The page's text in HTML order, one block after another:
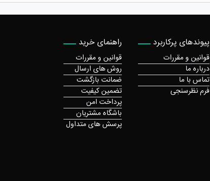
پیوندهای پرکاربرد
قوانین و مقررات
درباره ما
تماس با ما
فرم نظرسنجی
راهنمای خرید
قوانین و مقررات
روش های ارسال
ضمانت بازگشت
تضمین کیفیت
پرداخت امن
باشگاه مشتریان
پرسش های متداول